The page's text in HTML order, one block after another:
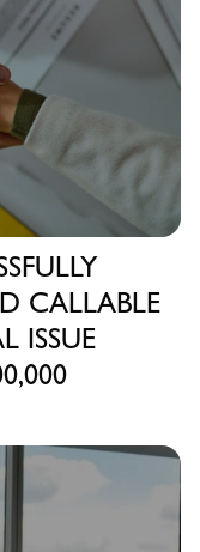
CALLABLE
ISSUE